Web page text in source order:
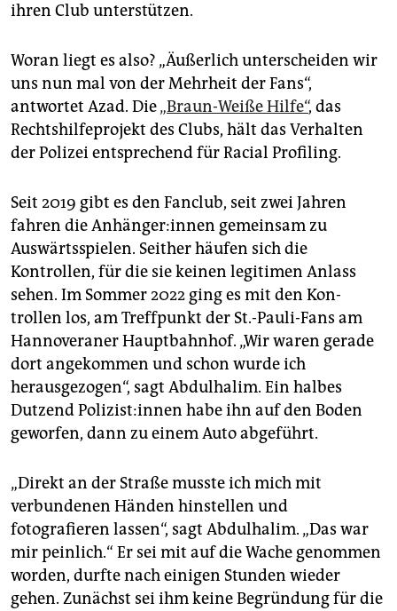
ihren Club unterstützen.
Woran liegt es also? „Äußerlich unterscheiden wir
uns nun mal von der Mehrheit der Fans“,
antwortet Azad. Die„Braun-Weiße Hilfe“, das
Rechtshilfeprojekt des Clubs, hält das Verhalten
der Polizei entsprechend für Racial Profiling.
Seit 2019 gibt es den Fanclub, seit zwei Jahren
fahren die An­hän­ge­r:in­nen gemeinsam zu
Auswärtsspielen. Seither häufen sich die
Kontrollen, für die sie keinen legitimen Anlass
sehen. Im Sommer 2022 ging es mit den Kon­
trollen los, am Treffpunkt der St.-Pauli-Fans am
Hannoveraner Hauptbahnhof. „Wir waren gerade
dort angekommen und schon wurde ich
herausgezogen“, sagt Abdulhalim. Ein halbes
Dutzend Po­li­zis­t:in­nen habe ihn auf den Boden
geworfen, dann zu einem Auto abgeführt.
„Direkt an der Straße musste ich mich mit
verbundenen Händen hinstellen und
fotografieren lassen“, sagt Abdulhalim. „Das war
mir peinlich.“ Er sei mit auf die Wache genommen
worden, durfte nach einigen Stunden wieder
gehen. Zunächst sei ihm keine Begründung für die